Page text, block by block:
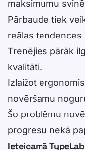
maksimumu
Pārbaude tiek
reālas tendences
Trenējies pārāk
kvalitāti.
Izlaižot
novēršamu
Šo problēmu
progresu nekā
Ieteicamā